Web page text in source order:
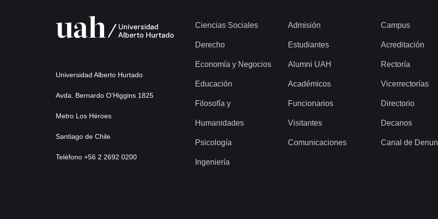
Universidad Alberto Hurtado
Avda. Bernardo O’Higgins 1825
Metro Los Héroes
Santiago de Chile
Teléfono +56 2 2692 0200
Ciencias Sociales
Derecho
Economía y Negocios
Educación
Filosofía y
Humanidades
Psicología
Ingeniería
Admisión
Estudiantes
Alumni UAH
Académicos
Funcionarios
Visitantes
Comunicaciones
Campus
Acreditación
Rectoría
Vicerrectorías
Directorio
Decanos
Canal de